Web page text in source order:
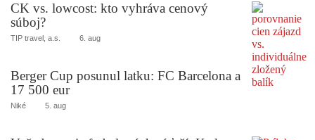
CK vs. lowcost: kto vyhráva cenový
súboj?
TIP travel, a.s. 6. aug
Berger Cup posunul latku: FC Barcelona a
17 500 eur
Niké 5. aug